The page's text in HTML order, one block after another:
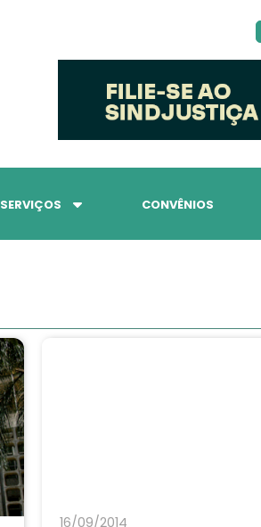
SERVIÇOS CONVÊNIOS
16/09/2014